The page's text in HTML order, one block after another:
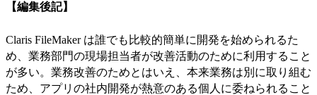
【編集後記】
Claris FileMaker は誰でも比較的簡単に開発を始められるた
め、業務部門の現場担当者が改善活動のために利用すること
が多い。業務改善のためとはいえ、本来業務は別に取り組む
ため、アプリの社内開発が熱意のある個人に委ねられること